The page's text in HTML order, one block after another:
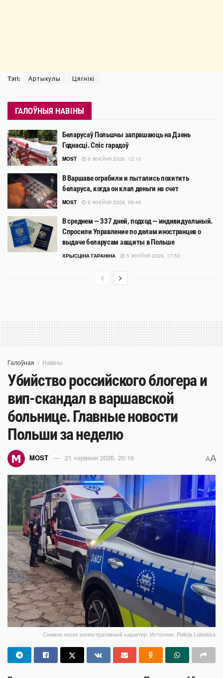
Тэгі: Артыкулы Цягнікі
ГАЛОЎНЫЯ НАВІНЫ
Беларусаў Польшчы запрашаюць на Дзень
Годнасці. Спіс гарадоў
MOST 6 ЖНІЎНЯ 2026, 12:10
В Варшаве ограбили и пытались похитить
беларуса, когда он клал деньги на счет
MOST 6 ЖНІЎНЯ 2026, 09:45
В среднем — 337 дней, подход — индивидуальный.
Спросили Управление по делам иностранцев о
выдаче беларусам защиты в Польше
ХРЫСЦІНА ГАРАНІНА 5 ЖНІЎНЯ 2026, 17:53
Галоўная Навіны
Убийство российского блогера и
вип-скандал в варшавской
больнице. Главные новости
Польши за неделю
MOST 21 чэрвеня 2026, 20:16 AA
Снимок носит иллюстративный характер. Источник: Policja Lubelska